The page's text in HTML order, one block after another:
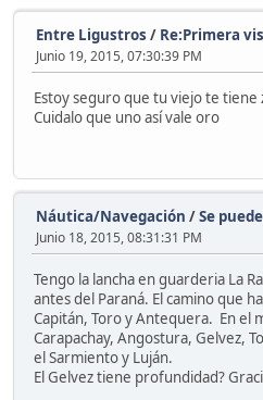
Entre Ligustros / Re:Primera
Junio 19, 2015, 07:30:39 PM
Estoy seguro que tu viejo te tiene
Cuidalo que uno así vale oro
Náutica/Navegación /Se
Junio 18, 2015, 08:31:31 PM
Tengo la lancha en guarderia La
antes del Paraná. El camino que
Capitán, Toro y Antequera. En el
Carapachay, Angostura, Gelvez,
el Sarmiento y Luján.
El Gelvez tiene profundidad?